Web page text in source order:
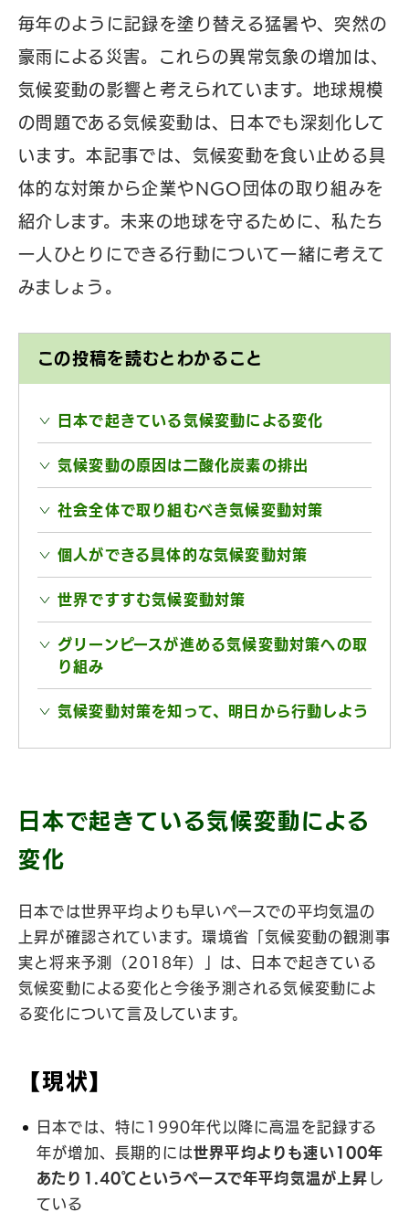
毎年のように記録を塗り替える猛暑や、突然の
豪雨による災害。これらの異常気象の増加は、
気候変動の影響と考えられています。地球規模
の問題である気候変動は、日本でも深刻化して
います。本記事では、気候変動を食い止める具
体的な対策から企業やNGO団体の取り組みを
紹介します。未来の地球を守るために、私たち
一人ひとりにできる行動について一緒に考えて
みましょう。
この投稿を読むとわかること
日本で起きている気候変動による変化
気候変動の原因は二酸化炭素の排出
社会全体で取り組むべき気候変動対策
個人ができる具体的な気候変動対策
世界ですすむ気候変動対策
グリーンピースが進める気候変動対策への取
り組み
気候変動対策を知って、明日から行動しよう
日本で起きている気候変動による
変化
日本では世界平均よりも早いペースでの平均気温の
上昇が確認されています。環境省「気候変動の観測事
実と将来予測（2018年）」は、日本で起きている
気候変動による変化と今後予測される気候変動によ
る変化について言及しています。
【現状】
日本では、特に1990年代以降に高温を記録する
年が増加、長期的には世界平均よりも速い100年
あたり1.40℃というペースで年平均気温が上昇 し
ている